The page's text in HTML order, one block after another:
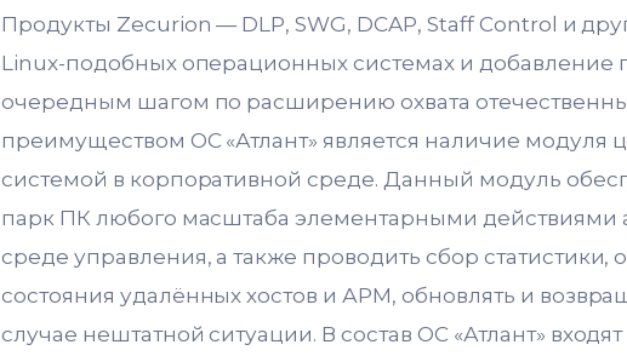
Продукты Zecurion — DLP, SWG, DCAP, Staff Control и
Linux-подобных операционных системах и добавление
очередным шагом по расширению охвата
преимуществом ОС «Атлант» является наличие модуля
системой в корпоративной среде. Данный модуль
парк ПК любого масштаба элементарными действиями
среде управления, а также проводить сбор статистики,
состояния удалённых хостов и АРМ, обновлять и
случае нештатной ситуации. В состав ОС «Атлант»